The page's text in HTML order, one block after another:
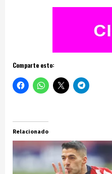
Comparte esto:
Relacionado